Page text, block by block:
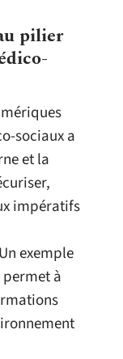
pilier
sociaux a
et la
impératifs
exemple
permet à